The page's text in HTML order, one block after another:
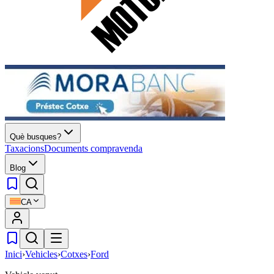
Què busques?
TaxacionsDocuments compravenda
Blog
CA
Inici›Vehicles›Cotxes›Ford